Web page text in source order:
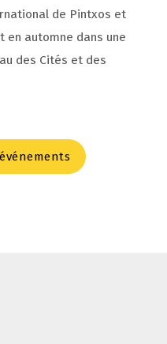
de Pintxos et
en automne dans une
des Cités et des